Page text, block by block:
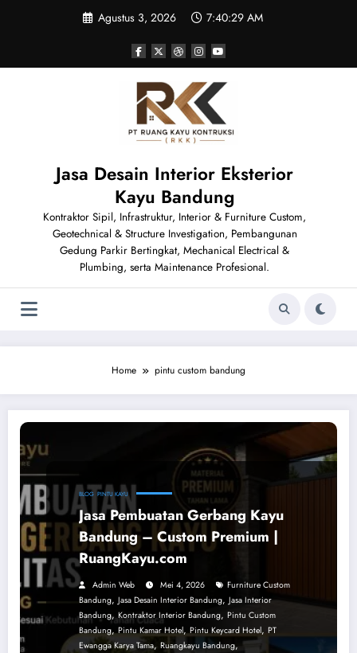
Agustus 3, 2026 7:40:30 AM
Jasa Desain Interior Eksterior
Kayu Bandung
Kontraktor Sipil, Infrastruktur, Interior & Furniture Custom,
Geotechnical & Structure Investigation, Pembangunan
Gedung Parkir Bertingkat, Mechanical Electrical &
Plumbing, serta Maintenance Profesional.
Home pintu custom bandung
BLOG PINTU KAYU
Jasa Pembuatan Gerbang Kayu
Bandung – Custom Premium |
RuangKayu.com
Admin Web Mei 4, 2026
Furniture Custom
Bandung, Jasa Desain Interior Bandung, Jasa Interior
Bandung, Kontraktor Interior Bandung, Pintu Custom
Bandung, Pintu Kamar Hotel, Pintu Keycard Hotel, PT
Ewangga Karya Tama, Ruangkayu Bandung,